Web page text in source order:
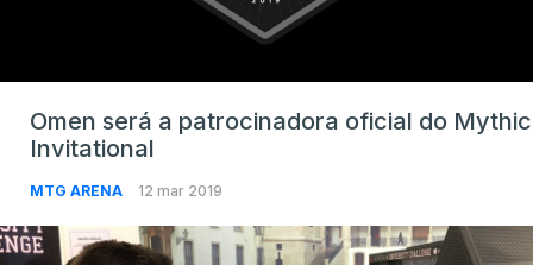
Omen será a patrocinadora oficial do Mythic
Invitational
MTG ARENA 12 mar 2019